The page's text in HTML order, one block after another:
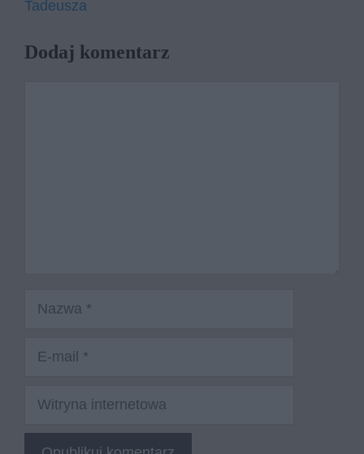
Tadeusza
Dodaj komentarz
Nazwa
Witryna